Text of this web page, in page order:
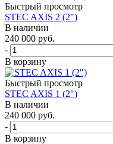
Быстрый просмотр
STEC AXIS 2 (2″)
В наличии
240 000 руб.
-
В корзину
Быстрый просмотр
STEC AXIS 1 (2″)
В наличии
240 000 руб.
-
В корзину